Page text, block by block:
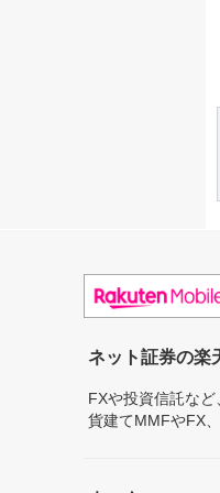
ネット証券の楽
FXや投資信託な
貨建てMMFやFX